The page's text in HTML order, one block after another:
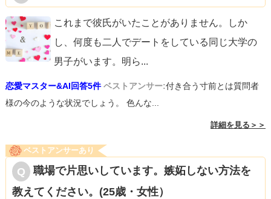
これまで彼氏がいたことがありません。しか
し、何度も二人でデートをしている同じ大学の
男子がいます。明ら...
恋愛マスター&AI回答5件 ベストアンサー:付き合う寸前とは質問者
様の今のような状況でしょう。 色んな...
詳細を見る＞＞
ベストアンサーあり
職場で片思いしています。嫉妬しない方法を
教えてください。(25歳・女性）